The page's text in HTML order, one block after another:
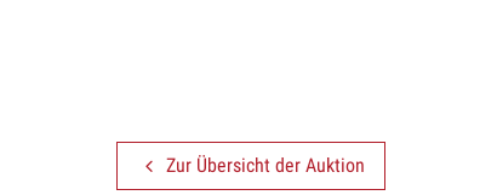
Zur Übersicht der Auktion